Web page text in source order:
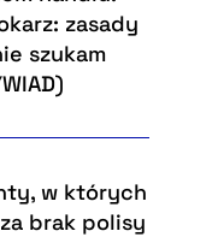
zasady
szukam
w których
brak polisy